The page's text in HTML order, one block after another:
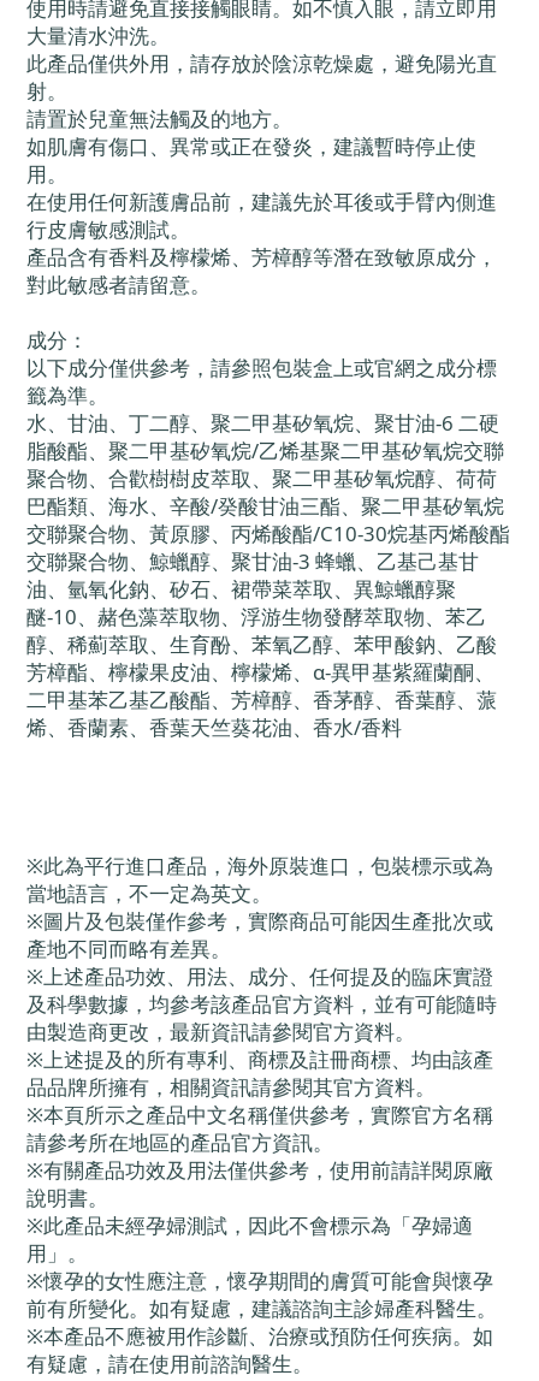
使用時請避免直接接觸眼睛。如不慎入眼，請立即用
大量清水沖洗。
此產品僅供外用，請存放於陰涼乾燥處，避免陽光直
射。
請置於兒童無法觸及的地方。
如肌膚有傷口、異常或正在發炎，建議暫時停止使
用。
在使用任何新護膚品前，建議先於耳後或手臂內側進
行皮膚敏感測試。
產品含有香料及檸檬烯、芳樟醇等潛在致敏原成分，
對此敏感者請留意。
成分：
以下成分僅供參考，請參照包裝盒上或官網之成分標
籤為準。
水、甘油、丁二醇、聚二甲基矽氧烷、聚甘油-6 二硬
脂酸酯、聚二甲基矽氧烷/乙烯基聚二甲基矽氧烷交聯
聚合物、合歡樹樹皮萃取、聚二甲基矽氧烷醇、荷荷
巴酯類、海水、辛酸/癸酸甘油三酯、聚二甲基矽氧烷
交聯聚合物、黃原膠、丙烯酸酯/C10-30烷基丙烯酸酯
交聯聚合物、鯨蠟醇、聚甘油-3 蜂蠟、乙基己基甘
油、氫氧化鈉、矽石、裙帶菜萃取、異鯨蠟醇聚
醚-10、赭色藻萃取物、浮游生物發酵萃取物、苯乙
醇、稀薊萃取、生育酚、苯氧乙醇、苯甲酸鈉、乙酸
芳樟酯、檸檬果皮油、檸檬烯、α-異甲基紫羅蘭酮、
二甲基苯乙基乙酸酯、芳樟醇、香茅醇、香葉醇、蒎
烯、香蘭素、香葉天竺葵花油、香水/香料
※此為平行進口產品，海外原裝進口，包裝標示或為
當地語言，不一定為英文。
※圖片及包裝僅作參考，實際商品可能因生產批次或
產地不同而略有差異。
※上述產品功效、用法、成分、任何提及的臨床實證
及科學數據，均參考該產品官方資料，並有可能隨時
由製造商更改，最新資訊請參閱官方資料。
※上述提及的所有專利、商標及註冊商標、均由該產
品品牌所擁有，相關資訊請參閱其官方資料。
※本頁所示之產品中文名稱僅供參考，實際官方名稱
請參考所在地區的產品官方資訊。
※有關產品功效及用法僅供參考，使用前請詳閱原廠
說明書。
※此產品未經孕婦測試，因此不會標示為「孕婦適
用」。
※懷孕的女性應注意，懷孕期間的膚質可能會與懷孕
前有所變化。如有疑慮，建議諮詢主診婦產科醫生。
※本產品不應被用作診斷、治療或預防任何疾病。如
有疑慮，請在使用前諮詢醫生。